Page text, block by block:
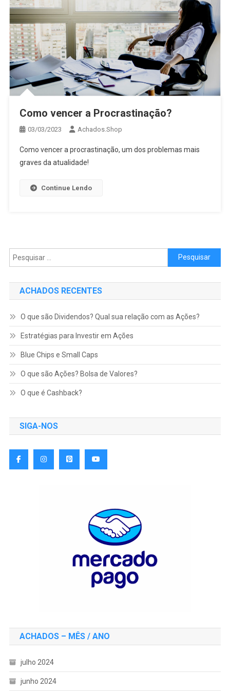
Como vencer a Procrastinação?
03/03/2023 Achados.Shop
Como vencer a procrastinação, um dos problemas mais
graves da atualidade!
Continue Lendo
Pesquisar por:
ACHADOS RECENTES
O que são Dividendos? Qual sua relação com as Ações?
Estratégias para Investir em Ações
Blue Chips e Small Caps
O que são Ações? Bolsa de Valores?
O que é Cashback?
SIGA-NOS
ACHADOS – MÊS / ANO
julho 2024
junho 2024